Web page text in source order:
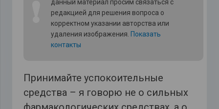
данный материал просим связаться с
редакцией для решения вопроса о
корректном указании авторства или
удаления изображения. Показать
контакты
Принимайте успокоительные
средства – я говорю не о сильных